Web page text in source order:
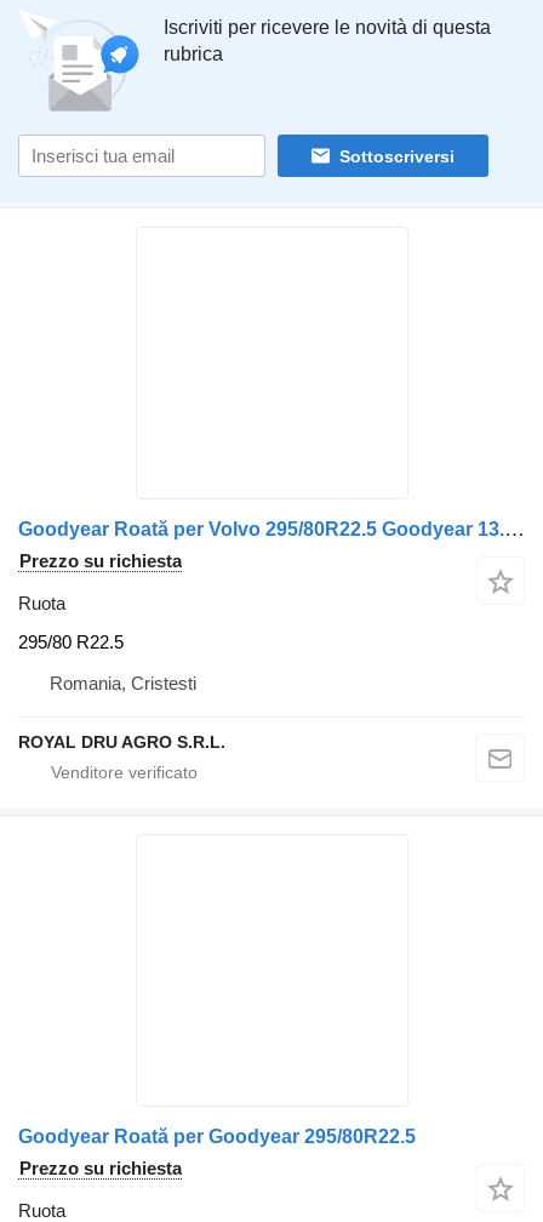
Iscriviti per ricevere le novità di questa
rubrica
Sottoscriversi
Goodyear Roată per Volvo 295/80R22.5 Goodyear 13.01.2023
Prezzo su richiesta
Ruota
295/80 R22.5
Romania, Cristesti
ROYAL DRU AGRO S.R.L.
Goodyear Roată per Goodyear 295/80R22.5
Prezzo su richiesta
Ruota